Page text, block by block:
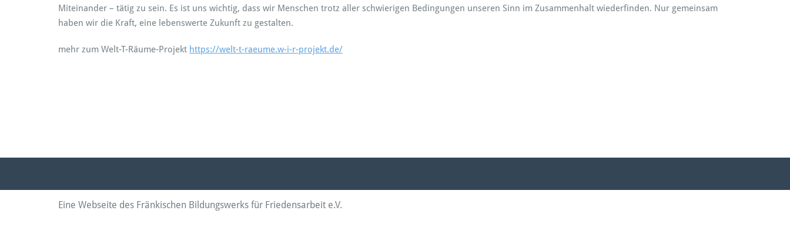
Miteinander – tätig zu sein. Es ist uns wichtig, dass wir Menschen trotz aller schwierigen Bedingungen unseren Sinn im Zusammenhalt wiederfinden. Nur gemeinsam
haben wir die Kraft, eine lebenswerte Zukunft zu gestalten.
mehr zum Welt-T-Räume-Projekt https://welt-t-raeume.w-i-r-projekt.de/
Eine Webseite des Fränkischen Bildungswerks für Friedensarbeit e.V.